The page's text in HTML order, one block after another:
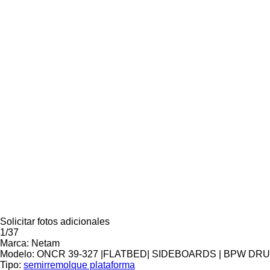
Solicitar fotos adicionales
1/37
Marca: Netam
Modelo: ONCR 39-327 |FLATBED| SIDEBOARDS | BPW
Tipo: semirremolque plataforma